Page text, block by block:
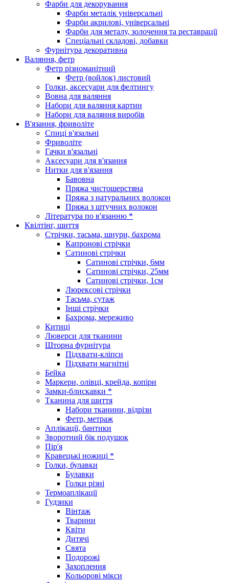
Фарби для декорування
Фарби металік універсальні
Фарби акрилові, універсальні
Фарби для металу, золочення та реставрації
Спеціальні складові, добавки
Фурнітура декоративна
Валяння, фетр
Фетр різноманітний
Фетр (войлок) листовий
Голки, аксесуари для фелтингу
Вовна для валяння
Набори для валяння картин
Набори для валяння виробів
В'язання, фриволіте
Спиці в'язальні
Фриволіте
Гачки в'язальні
Аксесуари для в'язання
Нитки для в'язання
Бавовна
Пряжа чистошерстяна
Пряжа з натуральних волокон
Пряжа з штучних волокон
Література по в'язанню *
Квілтінг, шиття
Стрічки, тасьма, шнури, бахрома
Капронові стрічки
Сатинові стрічки
Сатинові стрічки, 6мм
Сатинові стрічки, 25мм
Сатинові стрічки, 1см
Люрексові стрічки
Тасьма, сутаж
Інші стрічки
Бахрома, мереживо
Китиці
Люверси для тканини
Шторна фурнітура
Підхвати-кліпси
Підхвати магнітні
Бейка
Маркери, олівці, крейда, копіри
Замки-блискавки *
Тканина для шиття
Набори тканини, відрізи
Фетр, метраж
Аплікації, бантики
Зворотний бік подушок
Пір'я
Кравецькі ножиці *
Голки, булавки
Булавки
Голки різні
Термоаплікації
Гудзики
Вінтаж
Тварини
Квіти
Дитячі
Свята
Подорожі
Захоплення
Кольорові мікси